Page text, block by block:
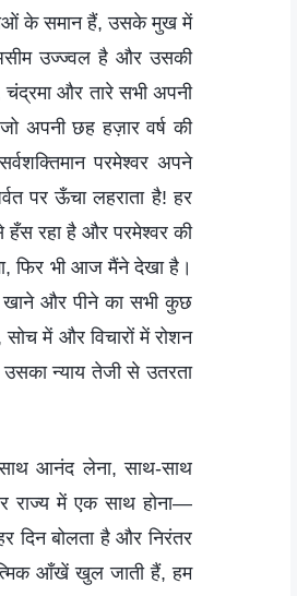
के समान हैं, उसके मुख में
असीम उज्ज्वल है और उसकी
चंद्रमा और तारे सभी अपनी
अपनी छह हज़ार वर्ष की
परमेश्वर अपने
पर ऊँचा लहराता है! हर
हँस रहा है और परमेश्वर की
फिर भी आज मैंने देखा है।
और पीने का सभी कुछ
में और विचारों में रोशन
न्याय तेजी से उतरता
आनंद लेना, साथ-साथ
राज्य में एक साथ होना—
दिन बोलता है और निरंतर
आँखें खुल जाती हैं, हम